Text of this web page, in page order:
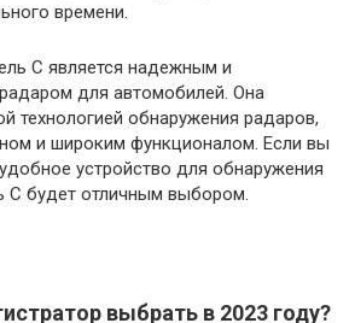
времени.
C является надежным и
для автомобилей. Она
технологией обнаружения радаров,
и широким функционалом. Если вы
устройство для обнаружения
C будет отличным выбором.
выбрать в 2023 году?